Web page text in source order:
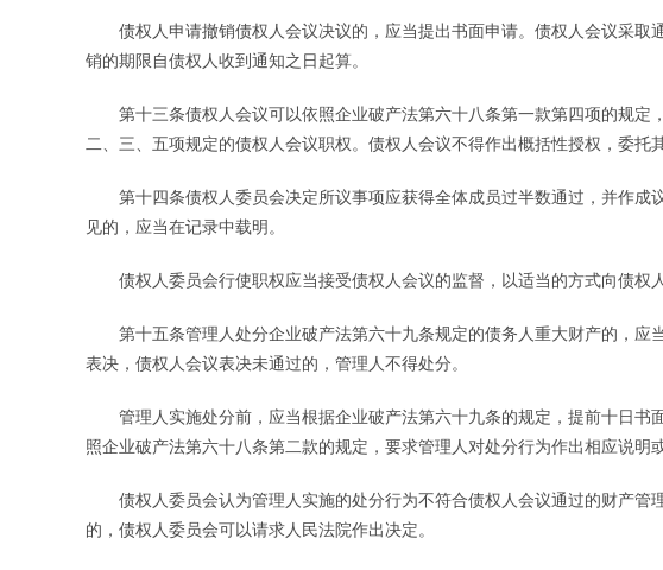
债权人申请撤销债权人会议决议的，应当提出书面申请。债权人会议采取
销的期限自债权人收到通知之日起算。
第十三条债权人会议可以依照企业破产法第六十八条第一款第四项的规定
二、三、五项规定的债权人会议职权。债权人会议不得作出概括性授权，委托
第十四条债权人委员会决定所议事项应获得全体成员过半数通过，并作成
见的，应当在记录中载明。
债权人委员会行使职权应当接受债权人会议的监督，以适当的方式向债权
第十五条管理人处分企业破产法第六十九条规定的债务人重大财产的，应
表决，债权人会议表决未通过的，管理人不得处分。
管理人实施处分前，应当根据企业破产法第六十九条的规定，提前十日书
照企业破产法第六十八条第二款的规定，要求管理人对处分行为作出相应说明
债权人委员会认为管理人实施的处分行为不符合债权人会议通过的财产管
的，债权人委员会可以请求人民法院作出决定。